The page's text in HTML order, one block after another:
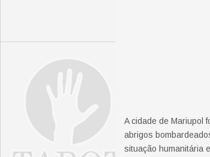
A cidade de Mariupol
abrigos
situação humanitária